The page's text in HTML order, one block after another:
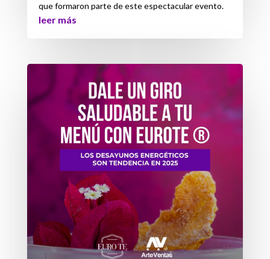
que formaron parte de este espectacular evento.
leer más